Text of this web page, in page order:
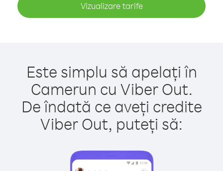
Vizualizare tarife
Este simplu să apelați în
Camerun cu Viber Out.
De îndată ce aveți credite
Viber Out, puteți să: